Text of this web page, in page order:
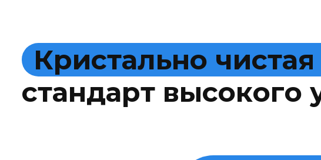
Кристально чистая
стандарт высокого